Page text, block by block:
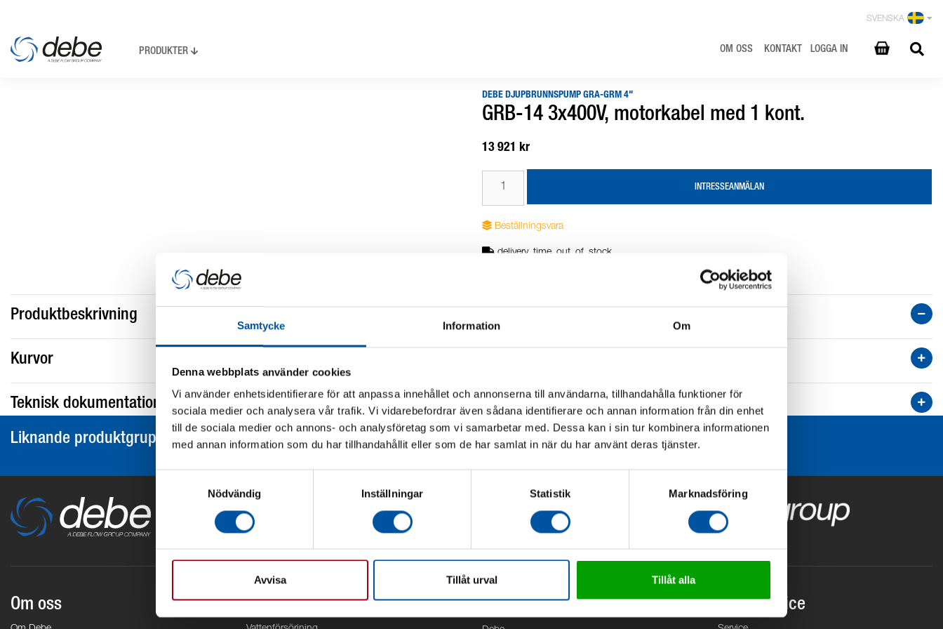
Samtycke Information Om
Denna webbplats använder cookies
Vi använder enhetsidentifierare för att anpassa innehållet och annonserna till användarna, tillhandahålla funktioner för
sociala medier och analysera vår trafik. Vi vidarebefordrar även sådana identifierare och annan information från din enhet
till de sociala medier och annons- och analysföretag som vi samarbetar med. Dessa kan i sin tur kombinera informationen
med annan information som du har tillhandahållit eller som de har samlat in när du har använt deras tjänster.
Samtyckesval
Nödvändig
Inställningar Statistik Marknadsföring
Avvisa Tillåt urval Tillåt alla
SVENSKA
PRODUKTER OM OSS KONTAKT LOGGA IN
DEBE DJUPBRUNNSPUMP GRA-GRM 4"
GRB-14 3x400V, motorkabel med 1 kont.
13 921 kr
INTRESSEANMÄLAN
Beställningsvara
delivery_time_out_of_stock
Produktbeskrivning
Kurvor
Teknisk dokumentation
Liknande produktgrupper
Om oss Områden Kontor Kundservice